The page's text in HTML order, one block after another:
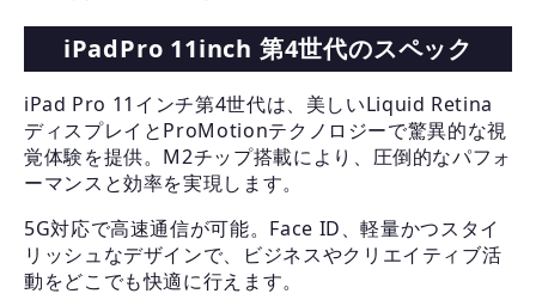
iPadPro 11inch 第4世代のスペック
iPad Pro 11インチ第4世代は、美しいLiquid Retina
ディスプレイとProMotionテクノロジーで驚異的な視
覚体験を提供。M2チップ搭載により、圧倒的なパフォ
ーマンスと効率を実現します。
5G対応で高速通信が可能。Face ID、軽量かつスタイ
リッシュなデザインで、ビジネスやクリエイティブ活
動をどこでも快適に行えます。